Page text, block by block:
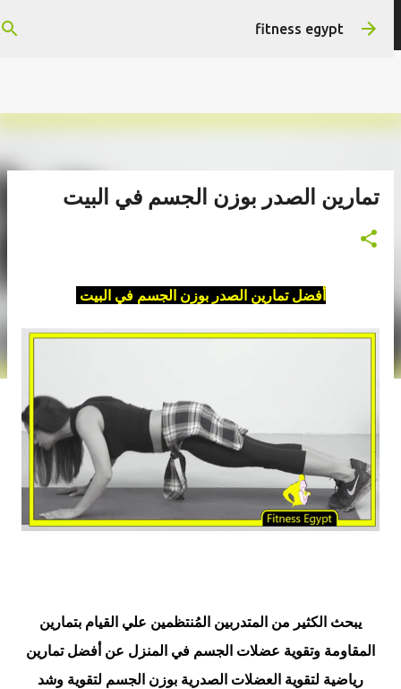
هتستفيد ومش هنضيع وقتك
التخطي إلى المحتوى الرئيسيfitness egypt
تمارين الصدر بوزن الجسم في البيت
أفضل تمارين الصدر بوزن الجسم في البيت
يبحث الكثير من المتدربين المُنتظمين علي القيام بتمارين
المقاومة وتقوية عضلات الجسم في المنزل عن أفضل تمارين
رياضية لتقوية العضلات الصدرية بوزن الجسم لتقوية وشد